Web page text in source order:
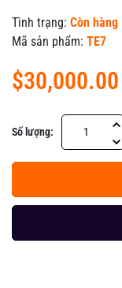
Tình trạng: Còn hàng
Mã sản phẩm: TE7
$30,000.00
Số lượng: